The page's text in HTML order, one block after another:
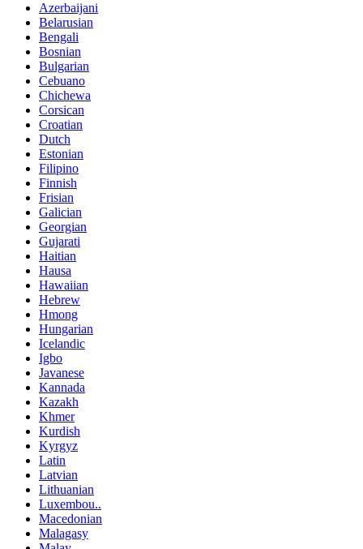
Azerbaijani
Belarusian
Bengali
Bosnian
Bulgarian
Cebuano
Chichewa
Corsican
Croatian
Dutch
Estonian
Filipino
Finnish
Frisian
Galician
Georgian
Gujarati
Haitian
Hausa
Hawaiian
Hebrew
Hmong
Hungarian
Icelandic
Igbo
Javanese
Kannada
Kazakh
Khmer
Kurdish
Kyrgyz
Latin
Latvian
Lithuanian
Luxembou..
Macedonian
Malagasy